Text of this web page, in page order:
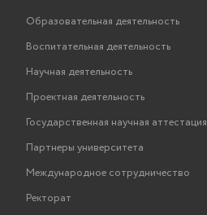
Образовательная деятельность
Воспитательная деятельность
Научная деятельность
Проектная деятельность
Государственная научная аттестация
Партнеры университета
Международное сотрудничество
Ректорат